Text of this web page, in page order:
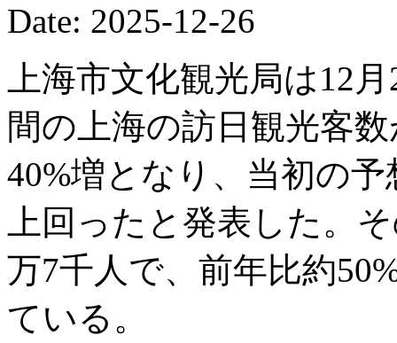
Date: 2025-12-26
上海市文化観光局は12
間の上海の訪日観光客
40%増となり、当初の
上回ったと発表した。
万7千人で、前年比約
ている。